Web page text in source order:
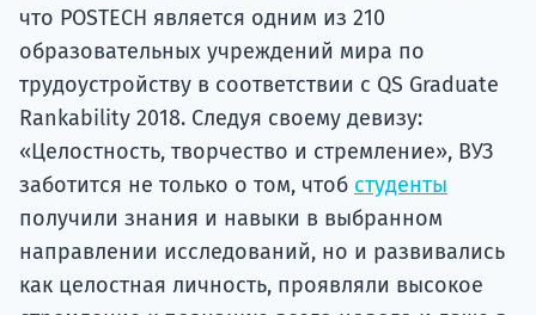
что POSTECH является одним из 210
образовательных учреждений мира по
трудоустройству в соответствии с QS Graduate
Rankability 2018. Следуя своему девизу:
«Целостность, творчество и стремление», ВУЗ
заботится не только о том, чтоб студенты
получили знания и навыки в выбранном
направлении исследований, но и развивались
как целостная личность, проявляли высокое